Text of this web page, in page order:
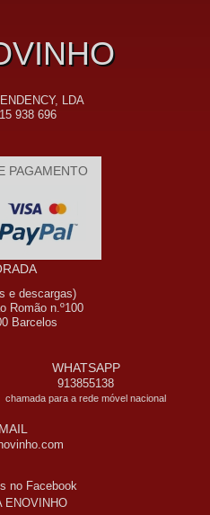
LDA
938 696
PAGAMENTO
e descargas)
Romão n.º100
Barcelos
WHATSAPP
913855138
chamada para a rede móvel nacional
no Facebook
ENOVINHO